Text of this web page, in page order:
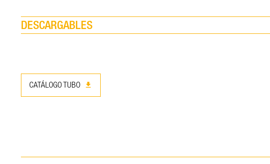
DESCARGABLES
CATÁLOGO TUBO download